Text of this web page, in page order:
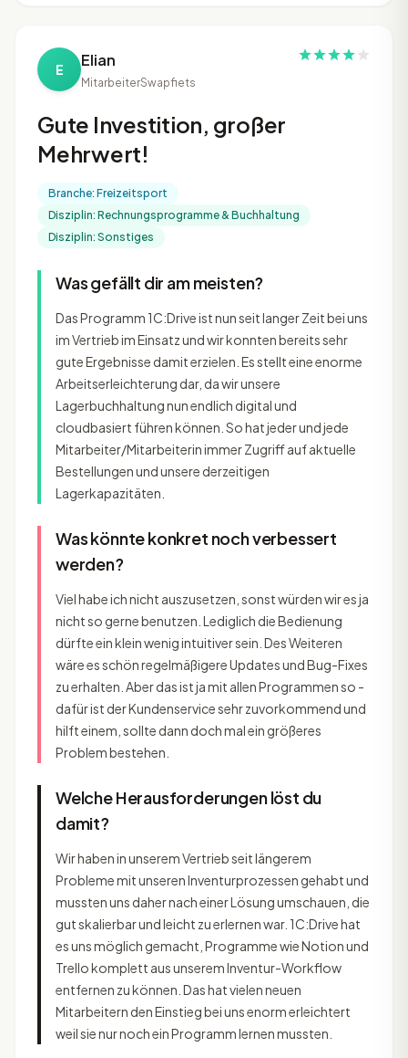
E Elian
MitarbeiterSwapfiets
Gute Investition, großer
Mehrwert!
Branche: Freizeitsport
Disziplin: Rechnungsprogramme & Buchhaltung
Disziplin: Sonstiges
Was gefällt dir am meisten?
Das Programm 1C:Drive ist nun seit langer Zeit bei uns
im Vertrieb im Einsatz und wir konnten bereits sehr
gute Ergebnisse damit erzielen. Es stellt eine enorme
Arbeitserleichterung dar, da wir unsere
Lagerbuchhaltung nun endlich digital und
cloudbasiert führen können. So hat jeder und jede
Mitarbeiter/Mitarbeiterin immer Zugriff auf aktuelle
Bestellungen und unsere derzeitigen
Lagerkapazitäten.
Was könnte konkret noch verbessert
werden?
Viel habe ich nicht auszusetzen, sonst würden wir es ja
nicht so gerne benutzen. Lediglich die Bedienung
dürfte ein klein wenig intuitiver sein. Des Weiteren
wäre es schön regelmäßigere Updates und Bug-Fixes
zu erhalten. Aber das ist ja mit allen Programmen so -
dafür ist der Kundenservice sehr zuvorkommend und
hilft einem, sollte dann doch mal ein größeres
Problem bestehen.
Welche Herausforderungen löst du
damit?
Wir haben in unserem Vertrieb seit längerem
Probleme mit unseren Inventurprozessen gehabt und
mussten uns daher nach einer Lösung umschauen, die
gut skalierbar und leicht zu erlernen war. 1C:Drive hat
es uns möglich gemacht, Programme wie Notion und
Trello komplett aus unserem Inventur-Workflow
entfernen zu können. Das hat vielen neuen
Mitarbeitern den Einstieg bei uns enorm erleichtert
weil sie nur noch ein Programm lernen mussten.